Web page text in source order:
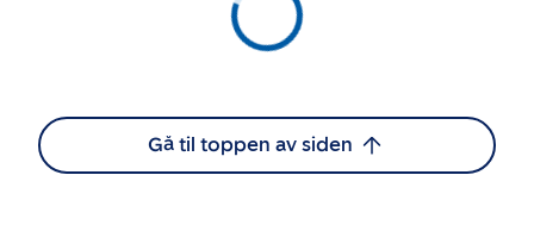
Gå til toppen av siden